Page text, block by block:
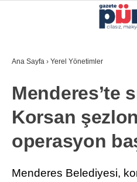
YEREL YÖNETIMLER
GÜNCEL
EKONOMI
POLITIKA
Ana Sayfa › Yerel Yönetimler
Menderes’te
Korsan
operasyon
Menderes Belediyesi,